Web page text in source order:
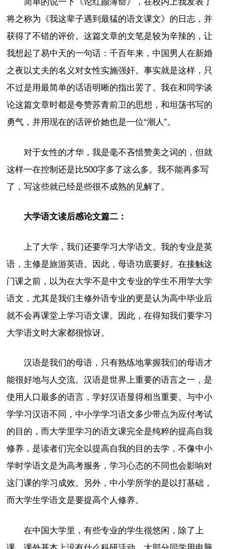
将之称为《我这辈子遇到最猛的语文课文》的日志，并
获得了不错的评价。这篇文章的文笔是较为辛辣的，让
我想起了易中天的一句话：千百年来，中国男人在新婚
之夜以丈夫的名义对女性实施强奸。事实就是这样，只
不过是用最简单的话语明晰的指出罢了。我在和同学谈
论这篇文章时都是夸赞苏青前卫的思想，和坦荡书写的
勇气，并用现在的话评价她也是一位“潮人”。
对于女性的才华，我是毫不吝惜赞美之词的，但就
这样一在控制还是比500字多了这么多。我不能再多写
了，写这些就已经是些很不成熟的见解了。
大学语文读后感论文篇二：
上了大学，我们还要学习大学语文。我的专业是英
语，主修是旅游英语。因此，母语功底要好。在接触这
门课之前，以为在大学不是中文专业的学生不用学大学
语文，尤其是我们主修外语专业的更是认为高中毕业后
就不会再课堂上学习语文课。因此，在得知我们要学习
大学语文时大家都很惊讶。
汉语是我们的母语，只有熟练地掌握我们的母语才
能很好地与人交流。汉语是世界上重要的语言之一，是
使用人口最多的语言，学好汉语显得相当重要。与中小
学学习汉语不同，中小学学习语文多少带点为应付考试
的目的，而大学里学习的语文课完全是纯粹的提高自我
修养，是读者们完全以提高自我的目的去学，不像中小
学时学语文是为高考服务，学习心态的不同也会影响对
这门课的学习成效。另外，中小学所学的是以打基础，
而大学生学语文是要提高个人修养。
在中国大学里，有些专业的学生很悠闲，除了上